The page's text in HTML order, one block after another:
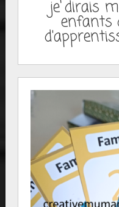
je dirais
enfants